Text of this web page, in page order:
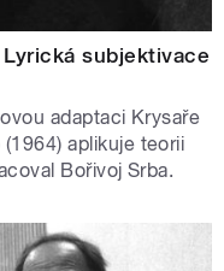
subjektivace
adaptaci Krysaře
aplikuje teorii
Bořivoj Srba.